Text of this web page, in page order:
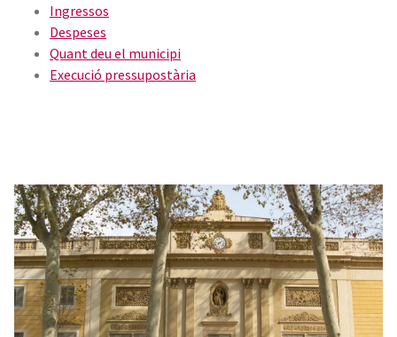
Ingressos
Despeses
Quant deu el municipi
Execució pressupostària